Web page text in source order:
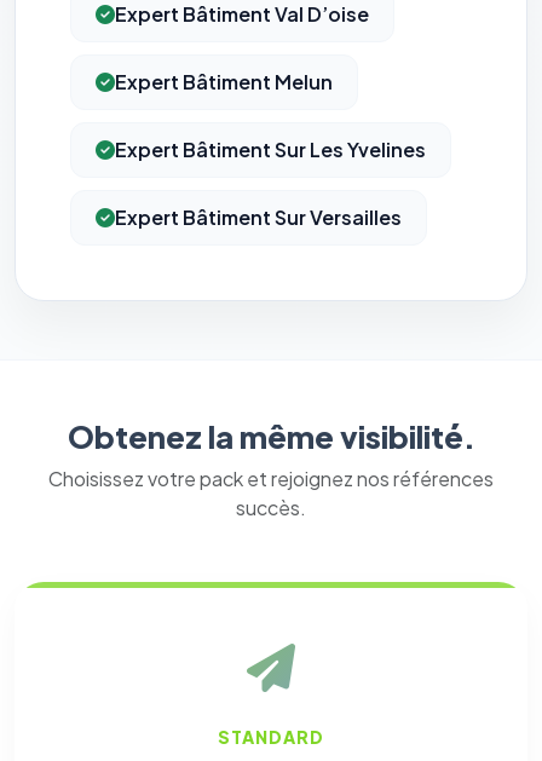
Expert Bâtiment Val D’oise
Expert Bâtiment Melun
Expert Bâtiment Sur Les Yvelines
Expert Bâtiment Sur Versailles
Obtenez la même visibilité.
Choisissez votre pack et rejoignez nos références
succès.
STANDARD